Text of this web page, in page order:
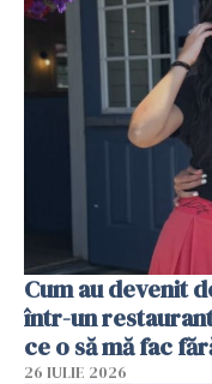
Cum au devenit
într-un
ce o să mă fac
26 IULIE 2026